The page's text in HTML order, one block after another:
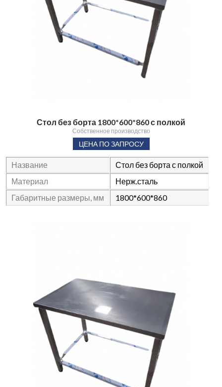
Стол без борта 1800*600*860 с полкой
Собственное производство
ЦЕНА ПО ЗАПРОСУ
Название
Стол без борта с полкой
Материал
Нерж.сталь
Габаритные размеры, мм
1800*600*860